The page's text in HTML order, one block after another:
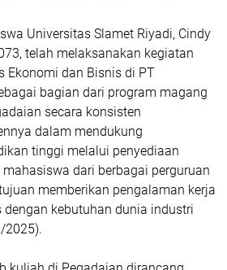
Universitas Slamet Riyadi, Cindy
telah melaksanakan kegiatan
Ekonomi dan Bisnis di PT
bagian dari program magang
secara konsisten
dalam mendukung
tinggi melalui penyediaan
dari berbagai perguruan
memberikan pengalaman kerja
kebutuhan dunia industri
2025).